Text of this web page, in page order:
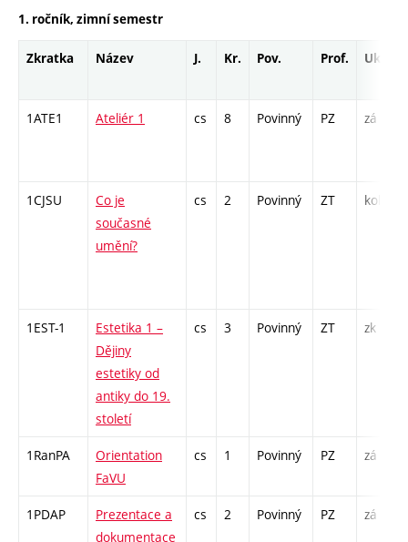
1. ročník, zimní semestr
Zkratka Název J. Kr. Pov. Prof. Uk.
1ATE1 Ateliér 1 cs 8 Povinný PZ zá
1CJSU
Co je
současné
umění?
cs 2 Povinný ZT kol
1EST-1
Estetika 1 –
Dějiny
estetiky od
antiky do 19.
století
cs 3 Povinný ZT zk
1RanPA
Orientation
FaVU
cs 1 Povinný PZ zá
1PDAP
Prezentace a
dokumentace
cs 2 Povinný PZ zá